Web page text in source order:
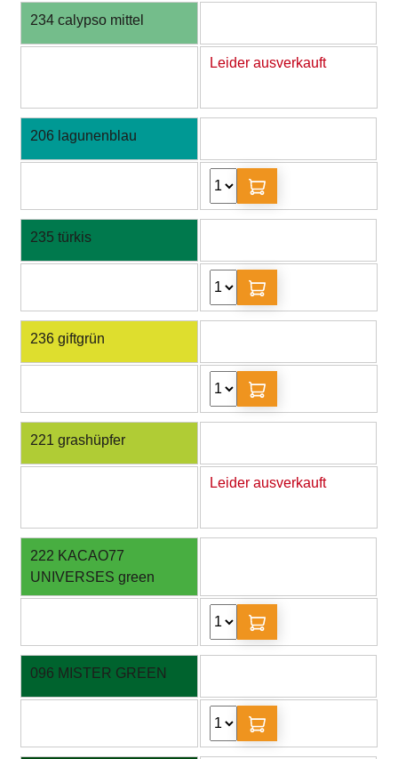
234 calypso mittel
Leider ausverkauft
206 lagunenblau
235 türkis
236 giftgrün
221 grashüpfer
Leider ausverkauft
222 KACAO77
UNIVERSES green
096 MISTER GREEN